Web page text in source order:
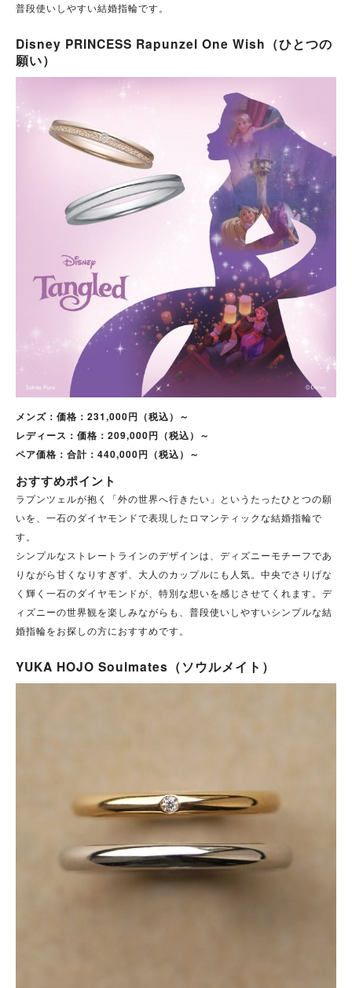
普段使いしやすい結婚指輪です。
Disney PRINCESS Rapunzel One Wish（ひとつの
願い）
メンズ：価格：231,000円（税込）～
レディース：価格：209,000円（税込）～
ペア価格：合計：440,000円（税込）～
おすすめポイント
ラプンツェルが抱く「外の世界へ行きたい」というたったひとつの願
いを、一石のダイヤモンドで表現したロマンティックな結婚指輪で
す。
シンプルなストレートラインのデザインは、ディズニーモチーフであ
りながら甘くなりすぎず、大人のカップルにも人気。中央でさりげな
く輝く一石のダイヤモンドが、特別な想いを感じさせてくれます。 デ
ィズニーの世界観を楽しみながらも、普段使いしやすいシンプルな結
婚指輪をお探しの方におすすめです。
YUKA HOJO Soulmates（ソウルメイト）